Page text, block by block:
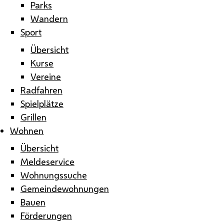
Parks
Wandern
Sport
Übersicht
Kurse
Vereine
Radfahren
Spielplätze
Grillen
Wohnen
Übersicht
Meldeservice
Wohnungssuche
Gemeindewohnungen
Bauen
Förderungen